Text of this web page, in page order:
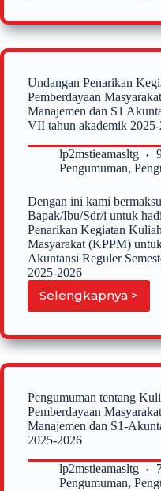
Penelitian
dan
Masyarakat
untuk
Pendanaan
Semester
2025/2026
Undangan Penarikan
Pemberdayaan
Manajemen dan S1
VII tahun akademik
lp2mstieamasltg
Pengumuman,
Dengan ini kami
Bapak/Ibu/Sdr/i untuk
Penarikan Kegiatan
Masyarakat (KPPM)
Akuntansi Reguler
2025-2026
Selengkapnya >
Undangan
Kegiatan
Kuliah
Praktek
Masyarakat
(KPPM)
untuk
dan
S1
Pengumuman tentang
Pemberdayaan
Manajemen dan S1-
2025-2026
lp2mstieamasltg
Pengumuman,